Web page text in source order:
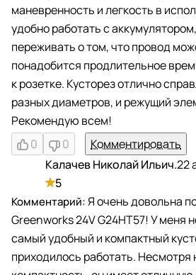
маневренность и легкость в
удобно работать с
переживать о том, что провод
понадобится продлительное
к розетке. Кусторез отлично
разных диаметров, и режущий
Рекомендую всем!
0
0
Комментировать
Калачев Николай Ильич.22
5
Я очень довольна
Greenworks 24V G24HT57! У меня
самый удобный и компактный
приходилось работать. Несмотря